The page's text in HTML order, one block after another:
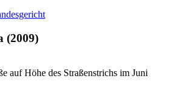
(2009)
auf Höhe des Straßenstrichs im Juni